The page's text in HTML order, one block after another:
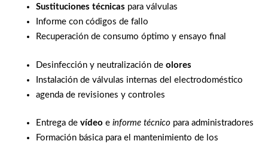
Sustituciones técnicas para válvulas
Informe con códigos de fallo
Recuperación de consumo óptimo y ensayo final
Desinfección y neutralización de olores
Instalación de válvulas internas del electrodoméstico
agenda de revisiones y controles
Entrega de vídeo e informe técnico para administradores
Formación básica para el mantenimiento de los